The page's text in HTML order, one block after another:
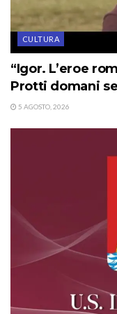
CULTURA
“Igor. L’eroe
Protti domani
5 AGOSTO, 2026